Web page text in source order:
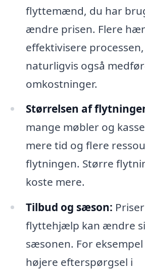
flyttemænd, du har
ændre prisen. Flere
effektivisere
naturligvis også
omkostninger.
Størrelsen af
mange møbler og
mere tid og flere
flytningen. Større
koste mere.
Tilbud og sæson:
flyttehjælp kan ændre
sæsonen. For
højere efterspørgsel i